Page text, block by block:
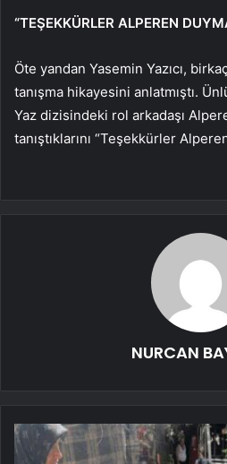
“TEŞEKKÜRLER ALPEREN
Öte yandan Yasemin Yazıcı,
tanışma hikayesini anlatmıştı.
Yaz dizisindeki rol arkadaşı
tanıştıklarını “Teşekkürler
NURCAN